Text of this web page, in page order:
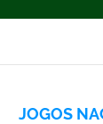
JOGOS